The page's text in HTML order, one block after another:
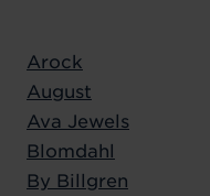
Arock
August
Ava Jewels
Blomdahl
By Billgren